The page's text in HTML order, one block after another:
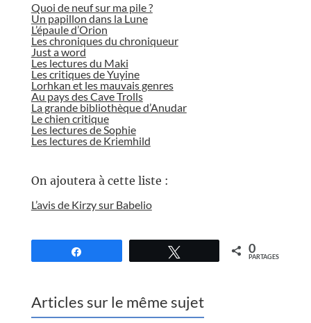
Quoi de neuf sur ma pile ?
Un papillon dans la Lune
L’épaule d’Orion
Les chroniques du chroniqueur
Just a word
Les lectures du Maki
Les critiques de Yuyine
Lorhkan et les mauvais genres
Au pays des Cave Trolls
La grande bibliothèque d’Anudar
Le chien critique
Les lectures de Sophie
Les lectures de Kriemhild
On ajoutera à cette liste :
L’avis de Kirzy sur Babelio
0
PARTAGES
Articles sur le même sujet